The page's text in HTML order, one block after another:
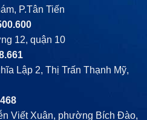
P.Tân Tiến
12, quận 10
Lập 2, Thị Trấn Thạnh Mỹ,
Viết Xuân, phường Bích Đào,